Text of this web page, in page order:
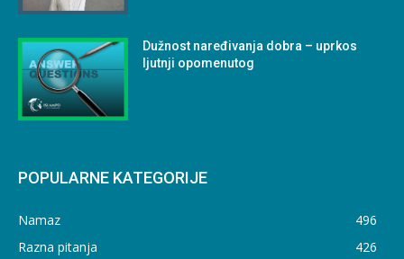
Dužnost naređivanja dobra – uprkos
ljutnji opomenutog
POPULARNE KATEGORIJE
Namaz
496
Razna pitanja
426